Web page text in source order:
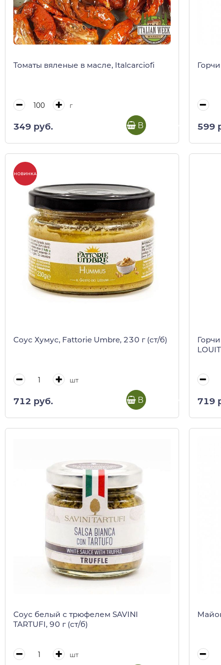
Томаты вяленые в масле, Italcarciofi
г
349 руб. В корзину 599
НОВИНКА
Соус Хумус, Fattorie Umbre, 230 г (ст/б)
шт
712 руб. В корзину 719
Соус белый с трюфелем SAVINI
TARTUFI, 90 г (ст/б)
шт